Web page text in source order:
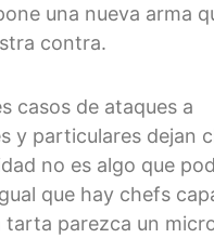
una nueva arma
contra.
casos de ataques a
y particulares dejan
no es algo que
que hay chefs
tarta parezca un